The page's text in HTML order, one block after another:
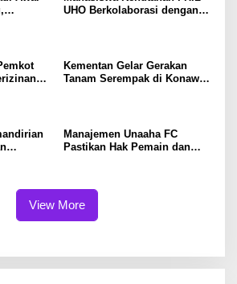
UHO Berkolaborasi dengan
Kementan Gelar Gerakan
Tanam Serempak di Konawe,
Manajemen Unaaha FC
Pastikan Hak Pemain dan
View More